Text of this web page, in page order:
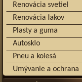
Renovácia svetiel
Renovácia lakov
Plasty a guma
Autosklo
Pneu a kolesá
Umývanie a ochrana